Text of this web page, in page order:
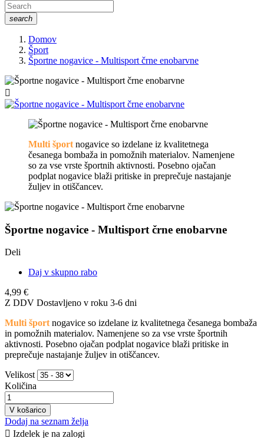
search
Domov
Šport
Športne nogavice - Multisport črne enobarvne

Multi šport nogavice so izdelane iz kvalitetnega
česanega bombaža in pomožnih materialov. Namenjene
so za vse vrste športnih aktivnosti. Posebno ojačan
podplat nogavice blaži pritiske in preprečuje nastajanje
žuljev in otiščancev.
Športne nogavice - Multisport črne enobarvne
Deli
Daj v skupno rabo
4,99 €
Z DDV Dostavljeno v roku 3-6 dni
Multi šport nogavice so izdelane iz kvalitetnega česanega bombaža
in pomožnih materialov. Namenjene so za vse vrste športnih
aktivnosti. Posebno ojačan podplat nogavice blaži pritiske in
preprečuje nastajanje žuljev in otiščancev.
Velikost
Količina
V košarico
Dodaj na seznam želja
 Izdelek je na zalogi